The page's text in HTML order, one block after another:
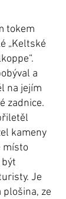
tokem
„Keltské
“.
a
na jejím
zadnice.
kameny
místo
Je
plošina, ze